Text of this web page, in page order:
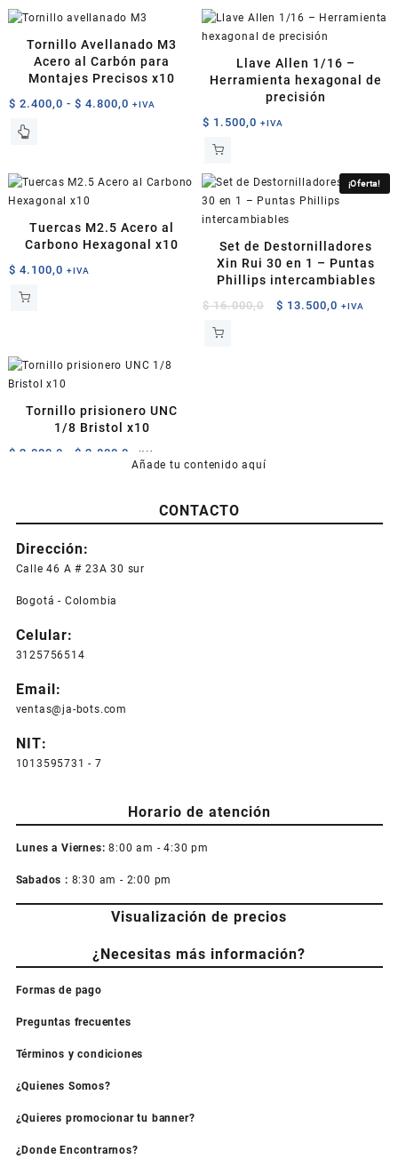
Tornillo Avellanado M3
Acero al Carbón para
Montajes Precisos x10
$ 2.400,0 - $ 4.800,0 Rango
$ 2.400,0
+IVA
Este
múltiples
variantes.
opciones
pueden
elegir
de
producto
Llave Allen 1/16 –
Herramienta hexagonal de
precisión
$ 1.500,0 +IVA
Tuercas M2.5 Acero al
Carbono Hexagonal x10
$ 4.100,0 +IVA
¡Oferta!
Set de Destornilladores
Xin Rui 30 en 1 – Puntas
Phillips intercambiables
$16.000,0
El
$ 13.500,0 El
+IVA
Tornillo prisionero UNC
1/8 Bristol x10
$ 2.000,0 $ 2.800,0 Rango
de
desde
$ 2.000,0
$ 2.800,0
+IVA
variantes.
Las
se
elegir
en
producto
Añade tu contenido aquí
CONTACTO
Dirección:
Calle 46 A # 23A 30 sur
Bogotá - Colombia
Celular:
3125756514
Email:
ventas@ja-bots.com
NIT:
1013595731 - 7
Horario de atención
Lunes a Viernes: 8:00 am - 4:30 pm
Sabados : 8:30 am - 2:00 pm
Visualización de precios
¿Necesitas más información?
Formas de pago
Preguntas frecuentes
Términos y condiciones
¿Quienes Somos?
¿Quieres promocionar tu banner?
¿Donde Encontrarnos?